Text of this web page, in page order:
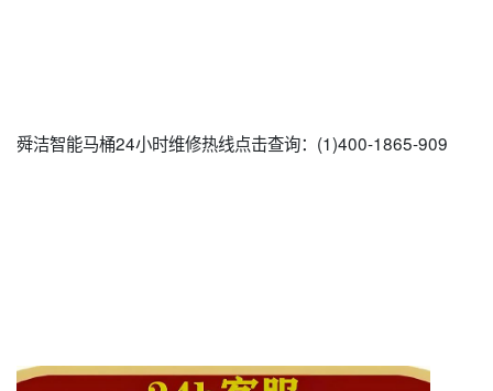
舜洁智能马桶24小时维修热线点击查询：(1)400-1865-909